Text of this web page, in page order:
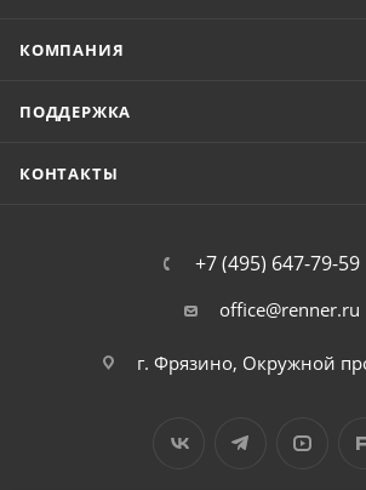
КОМПАНИЯ
ПОДДЕРЖКА
КОНТАКТЫ
+7 (495) 647-79-59
office@renner.ru
г. Фрязино, Окружной